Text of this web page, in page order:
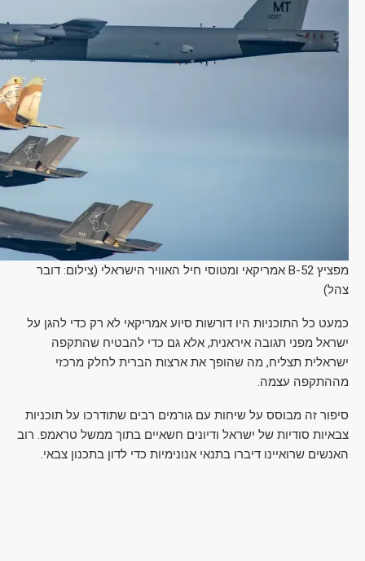
מפציץ B-52 אמריקאי ומטוסי חיל האוויר הישראלי (צילום: דובר
צהל)
כמעט כל התוכניות היו דורשות סיוע אמריקאי לא רק כדי להגן על
ישראל מפני תגובה איראנית, אלא גם כדי להבטיח שהתקפה
ישראלית תצליח, מה שהופך את ארצות הברית לחלק מרכזי
מההתקפה עצמה.
סיפור זה מבוסס על שיחות עם גורמים רבים שתודרכו על תוכניות
צבאיות סודיות של ישראל ודיונים חשאיים בתוך ממשל טראמפ. רוב
האנשים שרואיינו דיברו בתנאי אנונימיות כדי לדון בתכנון צבאי.